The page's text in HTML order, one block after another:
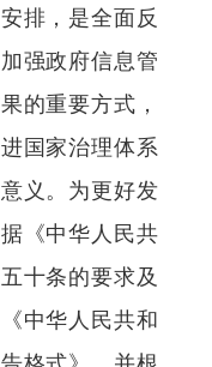
排，是全面反
强政府信息管
的重要方式，
国家治理体系
义。为更好发
《中华人民共
十条的要求及
中华人民共和